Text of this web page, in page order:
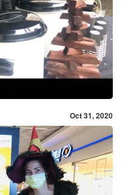
Oct 31, 2020